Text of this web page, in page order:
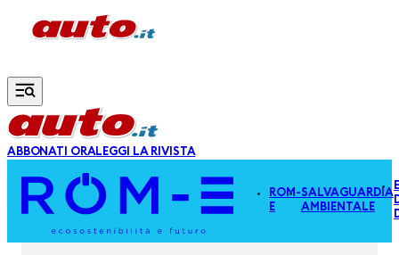
Vai al contenuto principale
ABBONATI ORALEGGI LA RIVISTA
ROM-
E
SALVAGUARDIA
AMBIENTALE